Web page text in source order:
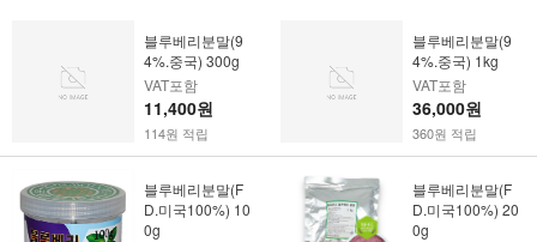
블루베리분말(9
4%.중국) 300g
VAT포함
11,400원
114원 적립
블루베리분말(9
4%.중국) 1kg
VAT포함
36,000원
360원 적립
블루베리분말(F
D.미국100%) 10
0g
블루베리분말(F
D.미국100%) 20
0g